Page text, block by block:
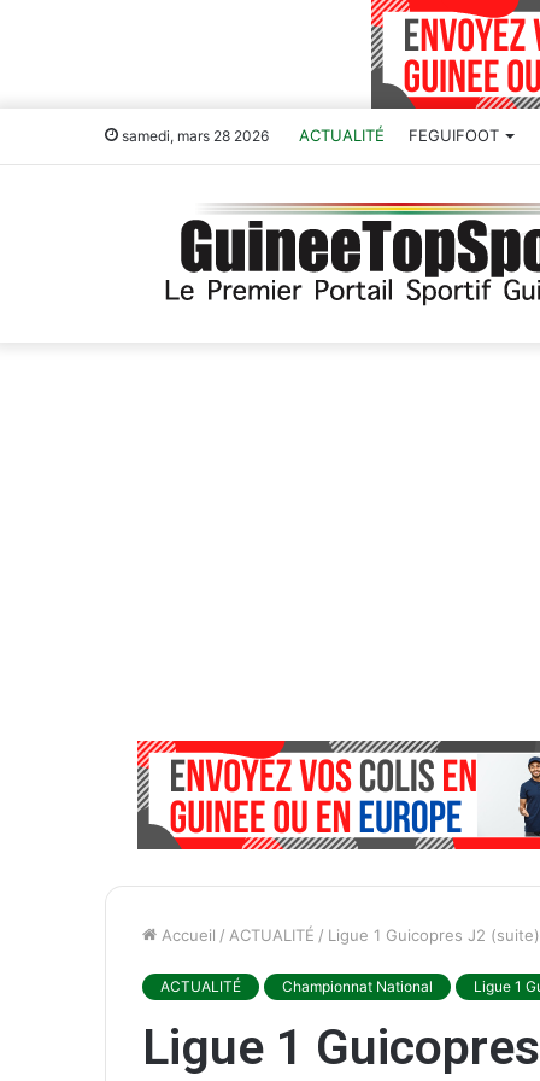
samedi, mars 28 2026 ACTUALITÉ FEGUIFOOT
Accueil / ACTUALITÉ / Ligue 1 Guicopres J2
ACTUALITÉ Championnat National Ligue 1
Ligue 1